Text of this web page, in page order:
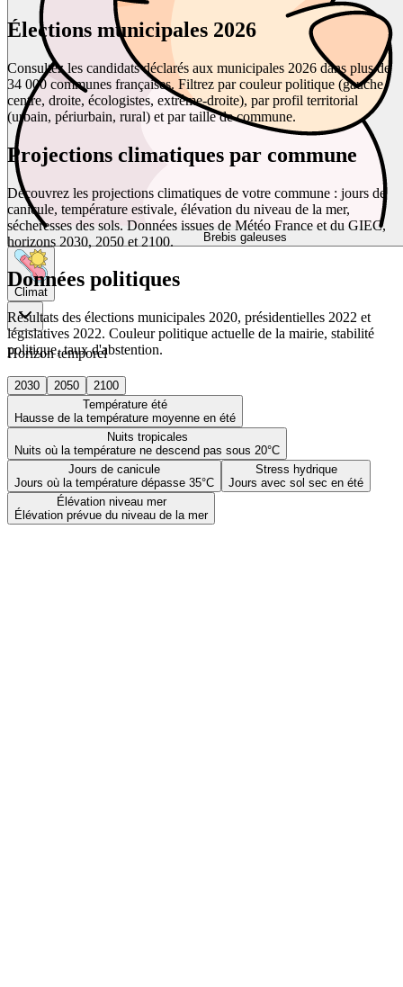
Brebis galeuses
Climat
Horizon temporel
2030 2050
2100
Température été
Hausse de la température moyenne en été
Nuits tropicales
Nuits où la température ne descend pas sous 20°C
Jours de canicule
Jours où la température dépasse 35°C
Stress hydrique
Jours avec sol sec en été
Élévation niveau mer
Élévation prévue du niveau de la mer
Élections municipales 2026
Consultez les candidats déclarés aux municipales 2026 dans plus de
34 000 communes françaises. Filtrez par couleur politique (gauche,
centre, droite, écologistes, extrême-droite), par profil territorial
(urbain, périurbain, rural) et par taille de commune.
Projections climatiques par commune
Découvrez les projections climatiques de votre commune : jours de
canicule, température estivale, élévation du niveau de la mer,
sécheresses des sols. Données issues de Météo France et du GIEC,
horizons 2030, 2050 et 2100.
Données politiques
Résultats des élections municipales 2020, présidentielles 2022 et
législatives 2022. Couleur politique actuelle de la mairie, stabilité
politique, taux d'abstention.